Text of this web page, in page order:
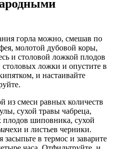
горла можно, смешав по
молотой дубовой коры,
и столовой ложкой плодов
ложки и опустите в
и настаивайте
из смеси равных количеств
сухой травы чабреца,
плодов шиповника, сухой
и листьев черники.
в термос и заварите